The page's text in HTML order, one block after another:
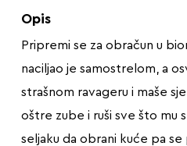
Opis
Pripremi se za obračun u
naciljao je samostrelom, a
strašnom ravageru i maše
oštre zube i ruši sve što mu
seljaku da obrani kuće pa